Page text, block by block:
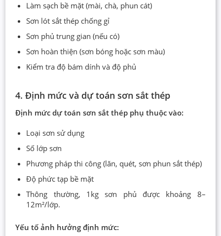
Làm sạch bề mặt (mài, chà, phun cát)
Sơn lót sắt thép chống gỉ
Sơn phủ trung gian (nếu có)
Sơn hoàn thiện (sơn bóng hoặc sơn màu)
Kiểm tra độ bám dính và độ phủ
4. Định mức và dự toán sơn sắt thép
Định mức dự toán sơn sắt thép phụ thuộc vào:
Loại sơn sử dụng
Số lớp sơn
Phương pháp thi công (lăn, quét, sơn phun sắt thép)
Độ phức tạp bề mặt
Thông thường, 1kg sơn phủ được khoảng 8–
12m²/lớp.
Yếu tố ảnh hưởng định mức: